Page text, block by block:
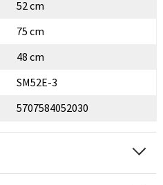
52 cm
75 cm
48 cm
SM52E-3
5707584052030